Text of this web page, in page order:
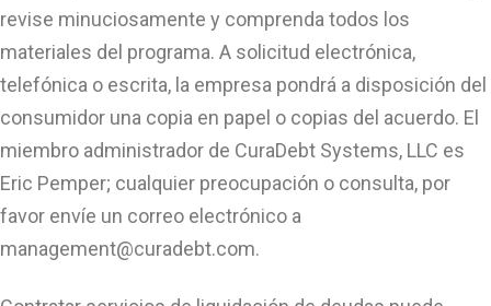
revise minuciosamente y comprenda todos los
materiales del programa. A solicitud electrónica,
telefónica o escrita, la empresa pondrá a disposición del
consumidor una copia en papel o copias del acuerdo. El
miembro administrador de CuraDebt Systems, LLC es
Eric Pemper; cualquier preocupación o consulta, por
favor envíe un correo electrónico a
management@curadebt.com.